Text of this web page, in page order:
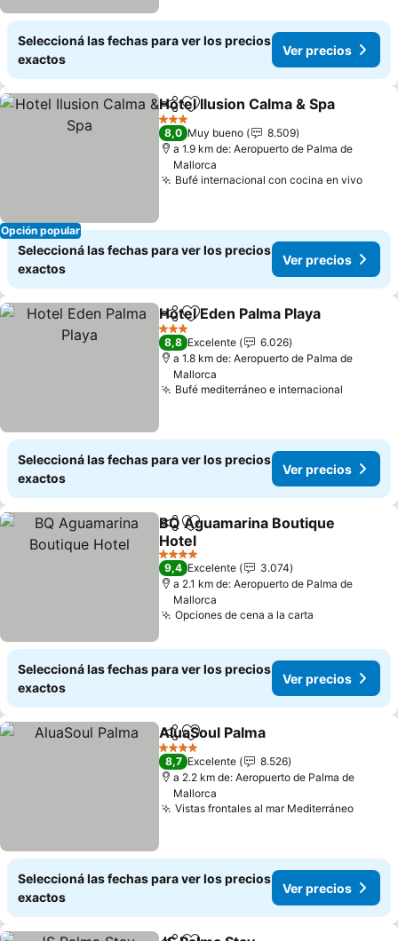
Seleccioná las fechas para ver los precios
exactos
Ver precios
Opción popular
CompartirAñadir a favoritos
Hotel Ilusion Calma & Spa
3 Estrellas
8,0 Muy bueno
8.509
a 1.9 km de: Aeropuerto de Palma de
Mallorca
Bufé internacional con cocina en vivo
Seleccioná las fechas para ver los precios
exactos
Ver precios
CompartirAñadir a favoritos
Hotel Eden Palma Playa
3 Estrellas
8,8 Excelente
6.026
a 1.8 km de: Aeropuerto de Palma de
Mallorca
Bufé mediterráneo e internacional
Seleccioná las fechas para ver los precios
exactos
Ver precios
CompartirAñadir a favoritos
BQ Aguamarina Boutique
Hotel
4 Estrellas
9,4 Excelente
3.074
a 2.1 km de: Aeropuerto de Palma de
Mallorca
Opciones de cena a la carta
Seleccioná las fechas para ver los precios
exactos
Ver precios
CompartirAñadir a favoritos
AluaSoul Palma
4 Estrellas
8,7 Excelente
8.526
a 2.2 km de: Aeropuerto de Palma de
Mallorca
Vistas frontales al mar Mediterráneo
Seleccioná las fechas para ver los precios
exactos
Ver precios